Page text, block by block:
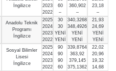
İngilizce
2023
2022
60
–
360,902
–
23,18
–
Anadolu Teknik
Programı
İngilizce
2025
2024
2023
2022
30
30
YENİ
YENİ
340,3268
348,4926
YENİ
YENİ
21,93
24,69
YENİ
YENİ
Sosyal Bilimler
Lisesi
İngilizce
2025
2024
2023
2022
90
90
90
60
339,8764
363,92
379,145
375,1362
22,02
20,96
19,32
14,68